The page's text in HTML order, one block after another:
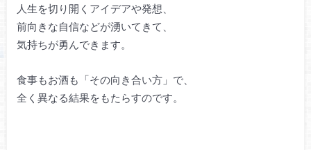
人生を切り開くアイデアや発想、
前向きな自信などが湧いてきて、
気持ちが勇んできます。
食事もお酒も「その向き合い方」で、
全く異なる結果をもたらすのです。